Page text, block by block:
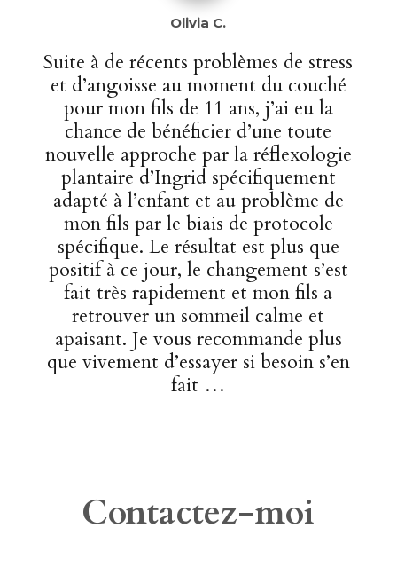
Olivia C.
Suite à de récents problèmes de stress
et d’angoisse au moment du couché
pour mon fils de 11 ans, j’ai eu la
chance de bénéficier d’une toute
nouvelle approche par la réflexologie
plantaire d’Ingrid spécifiquement
adapté à l’enfant et au problème de
mon fils par le biais de protocole
spécifique. Le résultat est plus que
positif à ce jour, le changement s’est
fait très rapidement et mon fils a
retrouver un sommeil calme et
apaisant. Je vous recommande plus
que vivement d’essayer si besoin s’en
fait …
Contactez-moi